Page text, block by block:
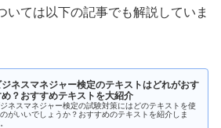
いては以下の記事でも解説していま
ジネスマネジャー検定のテキストはどれがおす
め？おすすめテキストを大紹介
ジネスマネジャー検定の試験対策にはどのテキストを使
のがいいでしょうか？おすすめのテキストを紹介しま